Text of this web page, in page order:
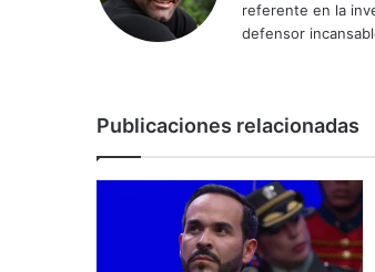
referente en la
defensor
Publicaciones relacionadas